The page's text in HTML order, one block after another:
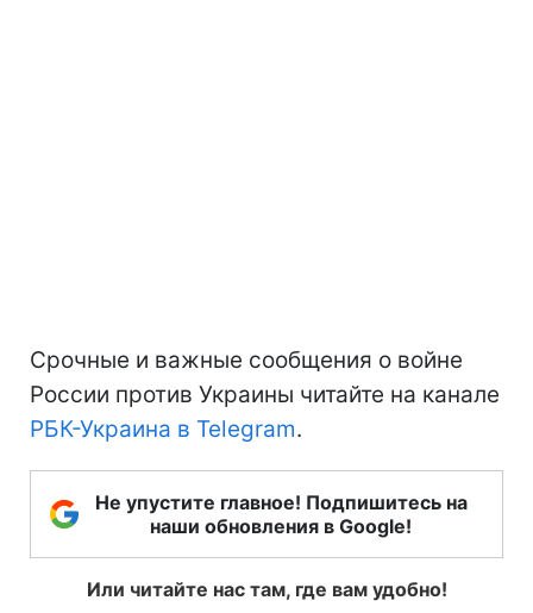
Срочные и важные сообщения о войне
России против Украины читайте на канале
РБК-Украина в Telegram.
Не упустите главное! Подпишитесь на
наши обновления в Google!
Или читайте нас там, где вам удобно!